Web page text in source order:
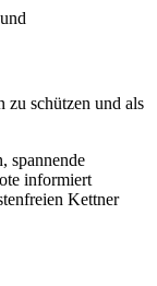
zu schützen und als
spannende
informiert
Kettner